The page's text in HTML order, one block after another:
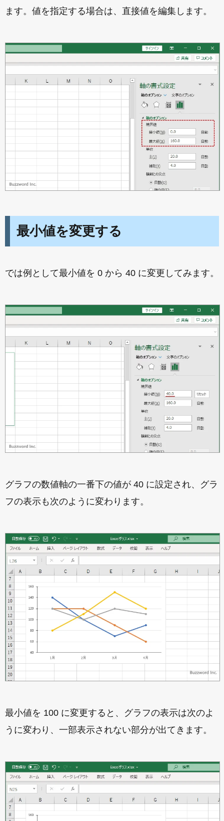
ます。値を指定する場合は、直接値を編集します。
最小値を変更する
では例として最小値を 0 から 40 に変更してみます。
グラフの数値軸の一番下の値が 40 に設定され、グラ
フの表示も次のように変わります。
最小値を 100 に変更すると、グラフの表示は次のよ
うに変わり、一部表示されない部分が出てきます。